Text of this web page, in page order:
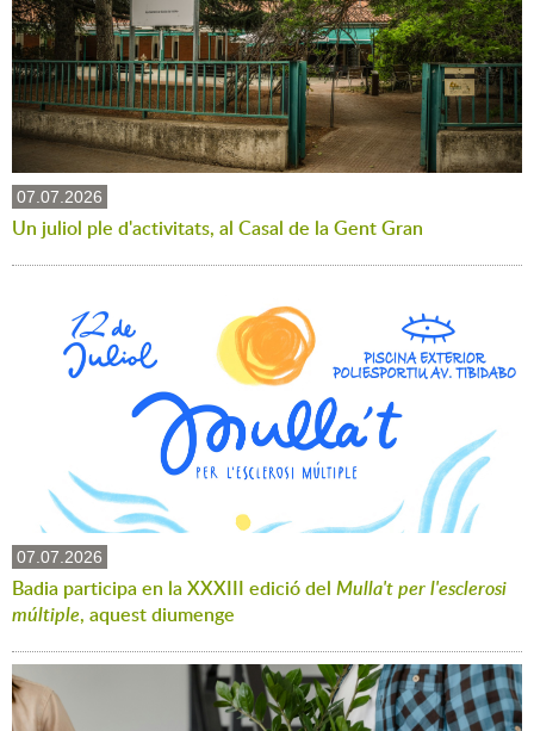
07.07.2026
Un juliol ple d'activitats, al Casal de la Gent Gran
07.07.2026
Badia participa en la XXXIII edició del Mulla't per l'esclerosi
múltiple, aquest diumenge